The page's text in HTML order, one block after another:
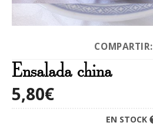
COMPARTIR:
Ensalada china
5,80€
EN STOCK